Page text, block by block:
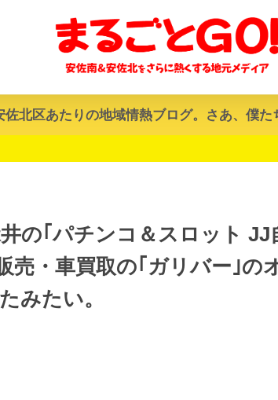
北区あたりの地域情熱ブログ。さあ、僕た
の｢パチンコ＆スロット JJ
売・車買取の｢ガリバー｣の
みたい。